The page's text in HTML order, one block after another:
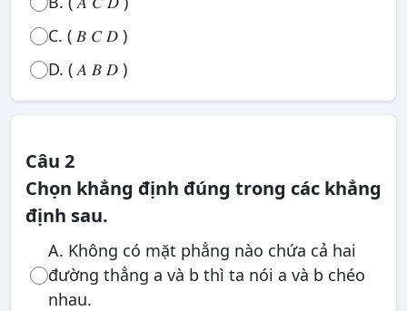
C. ( 𝐵 𝐶 𝐷 )
D. ( 𝐴 𝐵 𝐷 )
Câu 2
Chọn khẳng định đúng trong các khẳng
định sau.
A. Không có mặt phẳng nào chứa cả hai
đường thẳng a và b thì ta nói a và b chéo
nhau.